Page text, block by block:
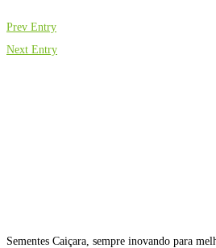
Prev Entry
Next Entry
Sementes Caiçara, sempre inovando para